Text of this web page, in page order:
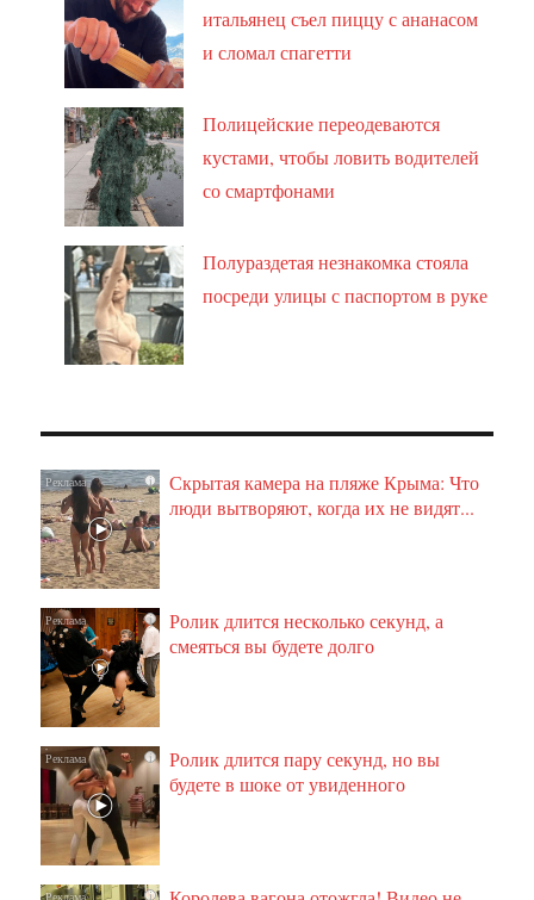
итальянец съел пиццу с ананасом
и сломал спагетти
Полицейские переодеваются
кустами, чтобы ловить водителей
со смартфонами
Полураздетая незнакомка стояла
посреди улицы с паспортом в руке
i
Скрытая камера на пляже Крыма: Что
люди вытворяют, когда их не видят...
i
Ролик длится несколько секунд, а
смеяться вы будете долго
i
Ролик длится пару секунд, но вы
будете в шоке от увиденного
i